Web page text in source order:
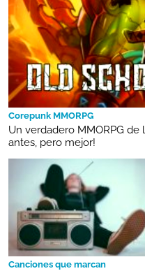
Corepunk MMORPG
Un verdadero MMORPG de
antes, pero mejor!
Canciones que marcan